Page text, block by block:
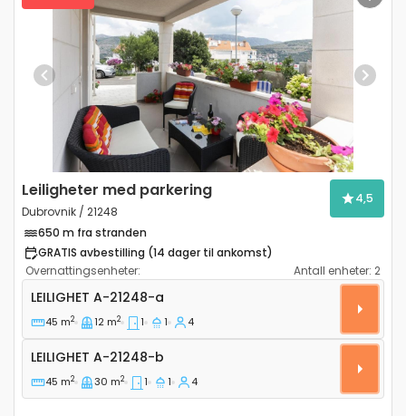
Previous Next
Leiligheter med parkering
Dubrovnik / 21248
4,5
650 m fra stranden
GRATIS avbestilling (14 dager til ankomst)
Overnattingsenheter:
Antall enheter: 2
Ettroms leilighet Dubrovnik A-21248-a
LEILIGHET A-21248-a
45 m2 12 m2 1 1 4
Leilighet A-21248-b
LEILIGHET A-21248-b
45 m2 30 m2 1 1 4